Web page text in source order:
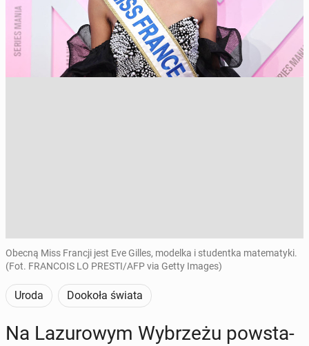
Obecną Miss Francji jest Eve Gilles, modelka i studentka matematyki.
(Fot. FRANCOIS LO PRESTI/AFP via Getty Images)
Uroda Dookoła świata
Na La­zu­ro­wym Wy­brze­żu po­wsta­